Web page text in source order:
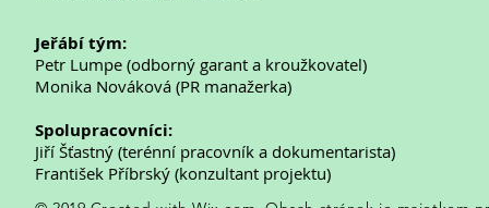
Jeřábí tým:
Petr Lumpe (odborný garant a kroužkovatel)
Monika Nováková (PR manažerka)
Spolupracovníci:
Jiří Šťastný (terénní pracovník a dokumentarista)
František Příbrský (konzultant projektu)